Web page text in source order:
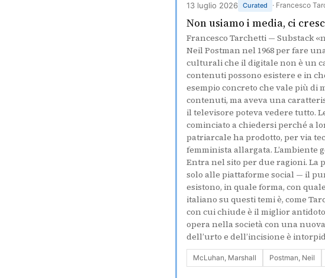
13 luglio 2026 Curated · Francesco
Non usiamo i media, ci
Francesco Tarchetti — Substack
Neil Postman nel 1968 per fare
culturali che il digitale non è un
contenuti possono esistere e in
esempio concreto che vale più
contenuti, ma aveva una
il televisore poteva vedere tutto.
cominciato a chiedersi perché a
patriarcale ha prodotto, per via
femminista allargata.
Entra nel sito per due ragioni. La
solo alle piattaforme social — il
esistono, in quale forma, con
italiano su questi temi è, come
con cui chiude è il miglior
opera nella società con una
dell’urto e dell’incisione è
McLuhan, Marshall Postman, Neil